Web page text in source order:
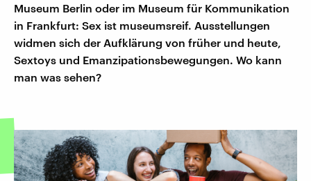
Museum Berlin oder im Museum für Kommunikation
in Frankfurt: Sex ist museumsreif. Ausstellungen
widmen sich der Aufklärung von früher und heute,
Sextoys und Emanzipationsbewegungen. Wo kann
man was sehen?